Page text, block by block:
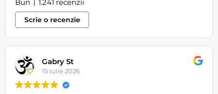
Bun
1.241 recenzii
Scrie o recenzie
Natanael Barboi
12 Iulie 2026